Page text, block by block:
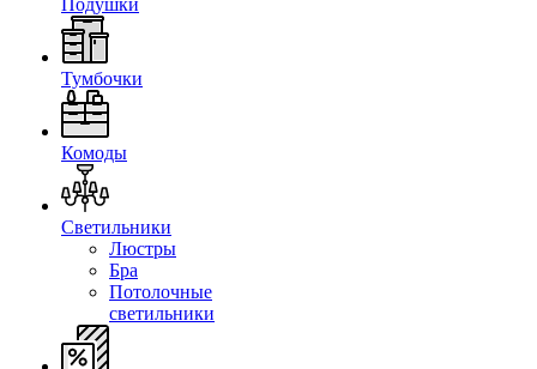
Подушки
Тумбочки
Комоды
Светильники
Люстры
Бра
Потолочные
светильники